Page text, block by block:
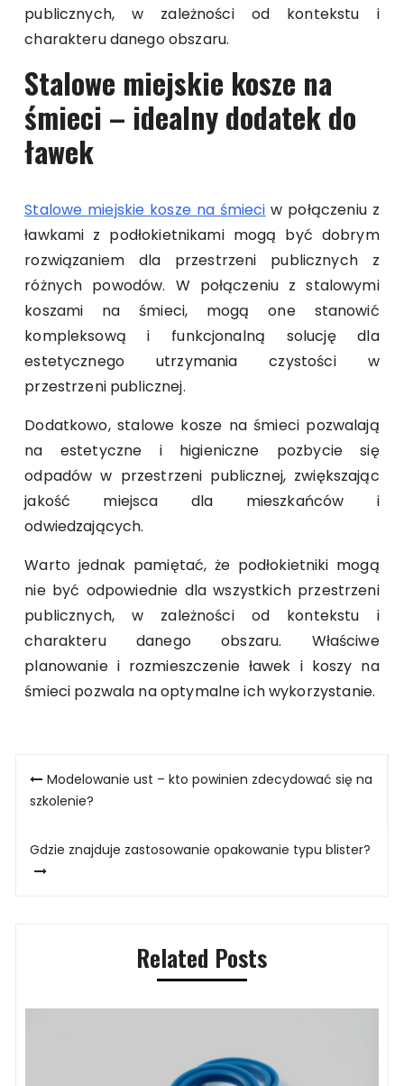
publicznych, w zależności od kontekstu i
charakteru danego obszaru.
Stalowe miejskie kosze na
śmieci – idealny dodatek do
ławek
Stalowe miejskie kosze na śmieci w połączeniu z
ławkami z podłokietnikami mogą być dobrym
rozwiązaniem dla przestrzeni publicznych z
różnych powodów. W połączeniu z stalowymi
koszami na śmieci, mogą one stanowić
kompleksową i funkcjonalną solucję dla
estetycznego utrzymania czystości w
przestrzeni publicznej.
Dodatkowo, stalowe kosze na śmieci pozwalają
na estetyczne i higieniczne pozbycie się
odpadów w przestrzeni publicznej, zwiększając
jakość miejsca dla mieszkańców i
odwiedzających.
Warto jednak pamiętać, że podłokietniki mogą
nie być odpowiednie dla wszystkich przestrzeni
publicznych, w zależności od kontekstu i
charakteru danego obszaru. Właściwe
planowanie i rozmieszczenie ławek i koszy na
śmieci pozwala na optymalne ich wykorzystanie.
Nawigacja
wpisu
Modelowanie ust – kto powinien zdecydować się na
szkolenie?
Gdzie znajduje zastosowanie opakowanie typu blister?
Related Posts